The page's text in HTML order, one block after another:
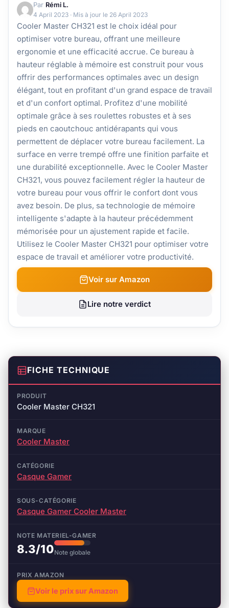
Par Rémi L.
4 April 2023 · Mis à jour le 26 April 2023
Cooler Master CH321 est le choix idéal pour
optimiser votre bureau, offrant une meilleure
ergonomie et une efficacité accrue. Ce bureau à
hauteur réglable à mémoire est construit pour vous
offrir des performances optimales avec un design
élégant, tout en profitant d'un grand espace de travail
et d'un confort optimal. Profitez d'une mobilité
optimale grâce à ses roulettes robustes et à ses
pieds en caoutchouc antidérapants qui vous
permettent de déplacer votre bureau facilement. La
surface en verre trempé offre une finition parfaite et
une durabilité exceptionnelle. Avec le Cooler Master
CH321, vous pouvez facilement régler la hauteur de
votre bureau pour vous offrir le confort dont vous
avez besoin. De plus, sa technologie de mémoire
intelligente s'adapte à la hauteur précédemment
mémorisée pour un ajustement rapide et facile.
Utilisez le Cooler Master CH321 pour optimiser votre
espace de travail et améliorer votre productivité.
Voir sur Amazon
Lire notre verdict
FICHE TECHNIQUE
PRODUIT
Cooler Master CH321
MARQUE
Cooler Master
CATÉGORIE
Casque Gamer
SOUS-CATÉGORIE
Casque Gamer Cooler Master
NOTE MATERIEL-GAMER
8.3/10Note globale
PRIX AMAZON
Voir le prix sur Amazon